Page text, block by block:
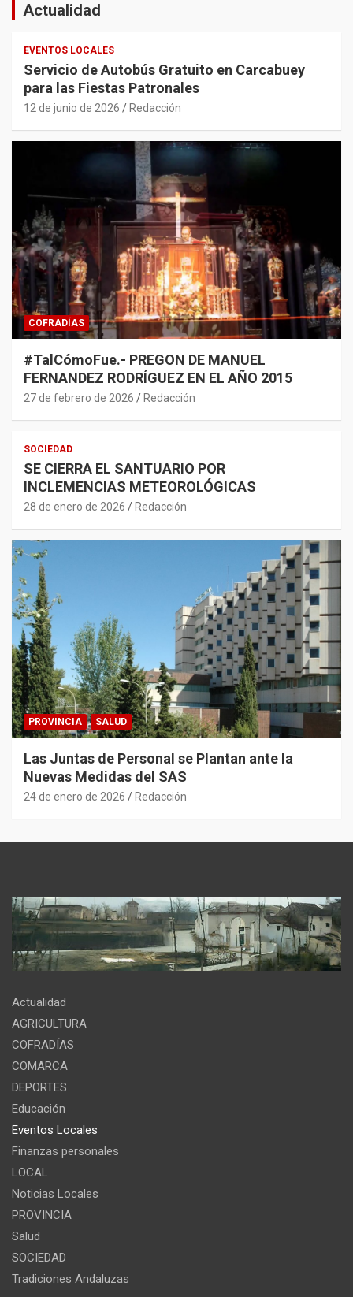
Actualidad
EVENTOS LOCALES
Servicio de Autobús Gratuito en Carcabuey
para las Fiestas Patronales
12 de junio de 2026 Redacción
COFRADÍAS
#TalCómoFue.- PREGON DE MANUEL
FERNANDEZ RODRÍGUEZ EN EL AÑO 2015
27 de febrero de 2026 Redacción
SOCIEDAD
SE CIERRA EL SANTUARIO POR
INCLEMENCIAS METEOROLÓGICAS
28 de enero de 2026 Redacción
PROVINCIA SALUD
Las Juntas de Personal se Plantan ante la
Nuevas Medidas del SAS
24 de enero de 2026 Redacción
Actualidad
AGRICULTURA
COFRADÍAS
COMARCA
DEPORTES
Educación
Eventos Locales
Finanzas personales
LOCAL
Noticias Locales
PROVINCIA
Salud
SOCIEDAD
Tradiciones Andaluzas